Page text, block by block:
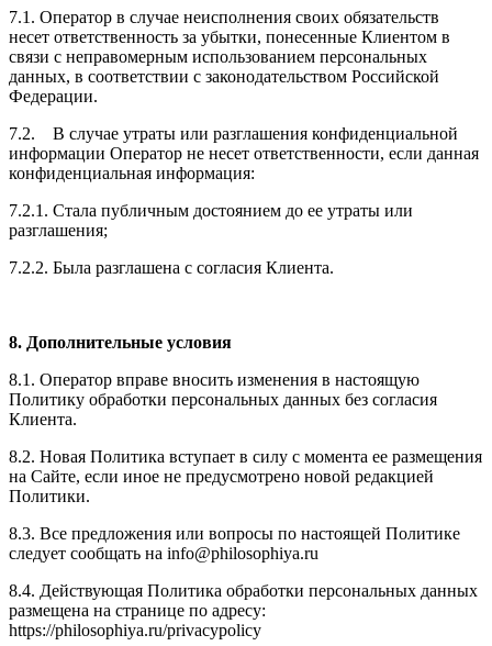
7.1. Оператор в случае неисполнения своих обязательств
несет ответственность за убытки, понесенные Клиентом в
связи с неправомерным использованием персональных
данных, в соответствии с законодательством Российской
Федерации.
7.2. В случае утраты или разглашения конфиденциальной
информации Оператор не несет ответственности, если данная
конфиденциальная информация:
7.2.1. Стала публичным достоянием до ее утраты или
разглашения;
7.2.2. Была разглашена с согласия Клиента.
8. Дополнительные условия
8.1. Оператор вправе вносить изменения в настоящую
Политику обработки персональных данных без согласия
Клиента.
8.2. Новая Политика вступает в силу с момента ее размещения
на Сайте, если иное не предусмотрено новой редакцией
Политики.
8.3. Все предложения или вопросы по настоящей Политике
следует сообщать на info@philosophiya.ru
8.4. Действующая Политика обработки персональных данных
размещена на странице по адресу:
https://philosophiya.ru/privacypolicy